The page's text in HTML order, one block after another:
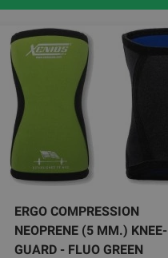
ERGO COMPRESSION
NEOPRENE (5 MM.) KNEE-
GUARD - FLUO GREEN